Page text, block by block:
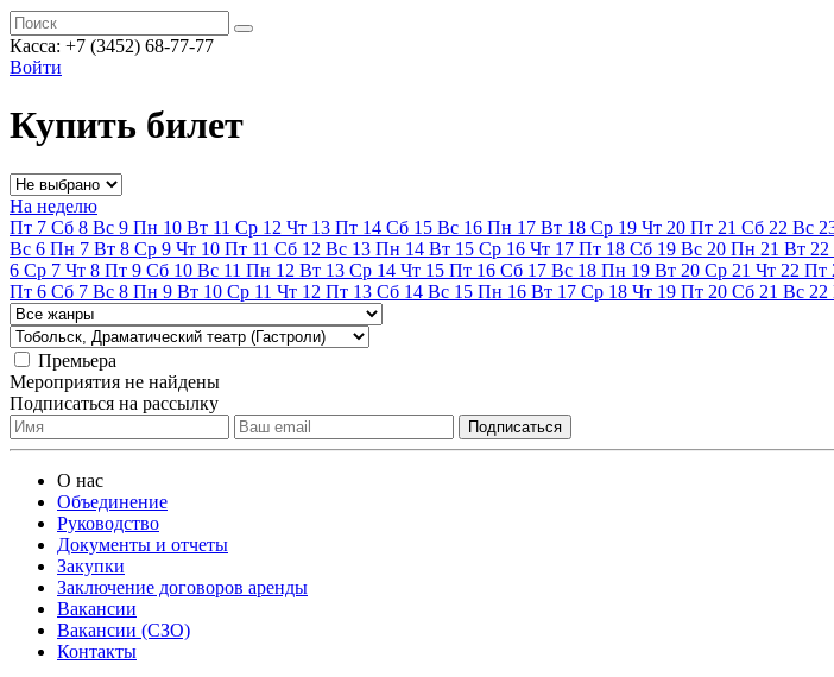
Касса: +7 (3452) 68-77-77
Войти
Купить билет
На неделю
Пт 7 Сб 8 Вс 9 Пн 10 Вт 11 Ср 12 Чт 13 Пт 14 Сб 15 Вс 16 Пн 17 Вт 18 Ср 19 Чт 20 Пт 21 Сб 22 Вс
Вс 6 Пн 7 Вт 8 Ср 9 Чт 10 Пт 11 Сб 12 Вс 13 Пн 14 Вт 15 Ср 16 Чт 17 Пт 18 Сб 19 Вс 20 Пн 21 Вт 22
6 Ср 7 Чт 8 Пт 9 Сб 10 Вс 11 Пн 12 Вт 13 Ср 14 Чт 15 Пт 16 Сб 17 Вс 18 Пн 19 Вт 20 Ср 21 Чт 22 Пт
Пт 6 Сб 7 Вс 8 Пн 9 Вт 10 Ср 11 Чт 12 Пт 13 Сб 14 Вс 15 Пн 16 Вт 17 Ср 18 Чт 19 Пт 20 Сб 21 Вс 22
Премьера
Мероприятия не найдены
Подписаться на рассылку
О нас
Объединение
Руководство
Документы и отчеты
Закупки
Заключение договоров аренды
Вакансии
Вакансии (СЗО)
Контакты